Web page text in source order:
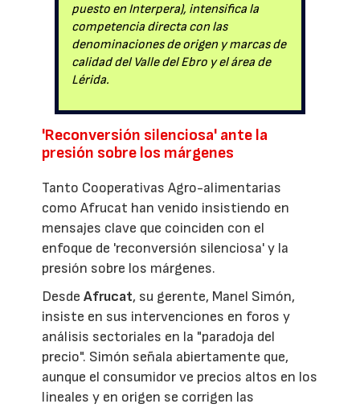
puesto en Interpera), intensifica la
competencia directa con las
denominaciones de origen y marcas de
calidad del Valle del Ebro y el área de
Lérida.
'Reconversión silenciosa' ante la
presión sobre los márgenes
Tanto Cooperativas Agro-alimentarias
como Afrucat han venido insistiendo en
mensajes clave que coinciden con el
enfoque de 'reconversión silenciosa' y la
presión sobre los márgenes.
DesdeAfrucat, su gerente, Manel Simón,
insiste en sus intervenciones en foros y
análisis sectoriales en la "paradoja del
precio". Simón señala abiertamente que,
aunque el consumidor ve precios altos en los
lineales y en origen se corrigen las